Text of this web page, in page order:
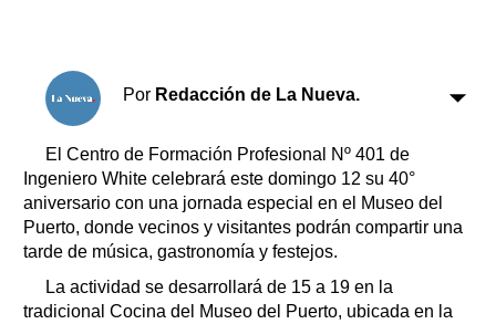
Por Redacción de La Nueva.
El Centro de Formación Profesional Nº 401 de
Ingeniero White celebrará este domingo 12 su 40°
aniversario con una jornada especial en el Museo del
Puerto, donde vecinos y visitantes podrán compartir una
tarde de música, gastronomía y festejos.
La actividad se desarrollará de 15 a 19 en la
tradicional Cocina del Museo del Puerto, ubicada en la